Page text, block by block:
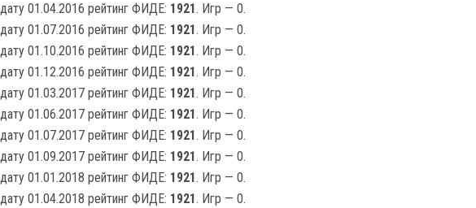
01.04.2016 рейтинг ФИДЕ: 1921. Игр — 0.
01.07.2016 рейтинг ФИДЕ: 1921. Игр — 0.
01.10.2016 рейтинг ФИДЕ: 1921. Игр — 0.
01.12.2016 рейтинг ФИДЕ: 1921. Игр — 0.
01.03.2017 рейтинг ФИДЕ: 1921. Игр — 0.
01.06.2017 рейтинг ФИДЕ: 1921. Игр — 0.
01.07.2017 рейтинг ФИДЕ: 1921. Игр — 0.
01.09.2017 рейтинг ФИДЕ: 1921. Игр — 0.
01.01.2018 рейтинг ФИДЕ: 1921. Игр — 0.
01.04.2018 рейтинг ФИДЕ: 1921. Игр — 0.